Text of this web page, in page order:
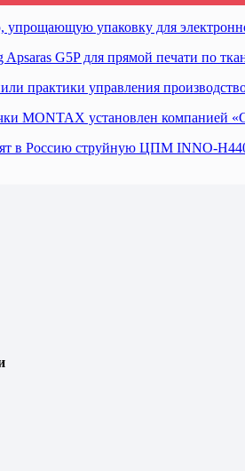
упрощающую упаковку для
G5P для прямой печати по
практики управления
MONTAX установлен компанией
в Россию струйную ЦПМ INNO-